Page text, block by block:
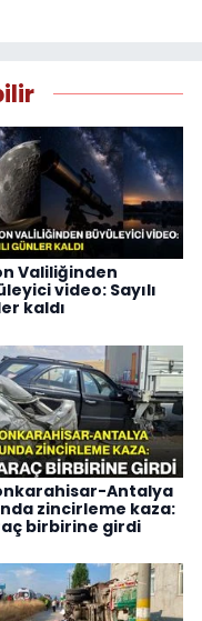
Valiliğinden
video: Sayılı
kaldı
Antalya
zincirleme kaza:
birbirine girdi